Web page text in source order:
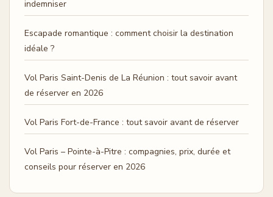
indemniser
Escapade romantique : comment choisir la destination
idéale ?
Vol Paris Saint-Denis de La Réunion : tout savoir avant
de réserver en 2026
Vol Paris Fort-de-France : tout savoir avant de réserver
Vol Paris – Pointe-à-Pitre : compagnies, prix, durée et
conseils pour réserver en 2026